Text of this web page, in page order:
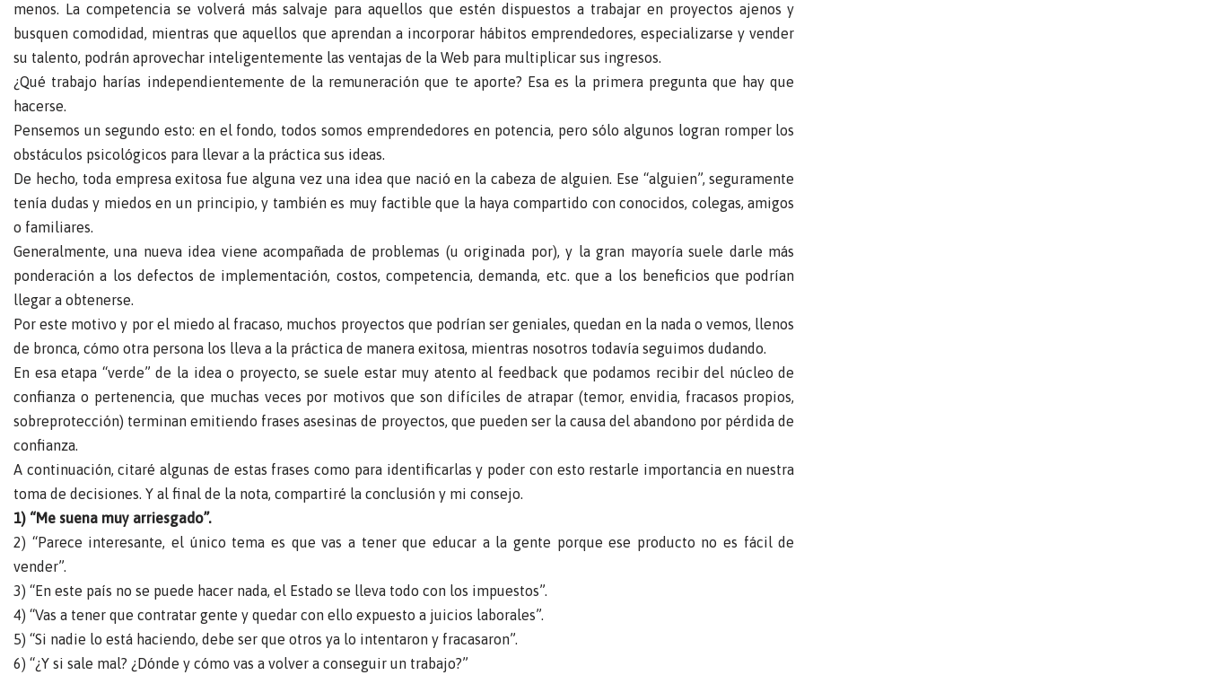
menos. La competencia se volverá más salvaje para aquellos que estén dispuestos a trabajar en proyectos ajenos y
busquen comodidad, mientras que aquellos que aprendan a incorporar hábitos emprendedores, especializarse y vender
su talento, podrán aprovechar inteligentemente las ventajas de la Web para multiplicar sus ingresos.
¿Qué trabajo harías independientemente de la remuneración que te aporte? Esa es la primera pregunta que hay que
hacerse.
Pensemos un segundo esto: en el fondo, todos somos emprendedores en potencia, pero sólo algunos logran romper los
obstáculos psicológicos para llevar a la práctica sus ideas.
De hecho, toda empresa exitosa fue alguna vez una idea que nació en la cabeza de alguien. Ese “alguien”, seguramente
tenía dudas y miedos en un principio, y también es muy factible que la haya compartido con conocidos, colegas, amigos
o familiares.
Generalmente, una nueva idea viene acompañada de problemas (u originada por), y la gran mayoría suele darle más
ponderación a los defectos de implementación, costos, competencia, demanda, etc. que a los beneficios que podrían
llegar a obtenerse.
Por este motivo y por el miedo al fracaso, muchos proyectos que podrían ser geniales, quedan en la nada o vemos, llenos
de bronca, cómo otra persona los lleva a la práctica de manera exitosa, mientras nosotros todavía seguimos dudando.
En esa etapa “verde” de la idea o proyecto, se suele estar muy atento al feedback que podamos recibir del núcleo de
confianza o pertenencia, que muchas veces por motivos que son difíciles de atrapar (temor, envidia, fracasos propios,
sobreprotección) terminan emitiendo frases asesinas de proyectos, que pueden ser la causa del abandono por pérdida de
confianza.
A continuación, citaré algunas de estas frases como para identificarlas y poder con esto restarle importancia en nuestra
toma de decisiones. Y al final de la nota, compartiré la conclusión y mi consejo.
1) “Me suena muy arriesgado”.
2) “Parece interesante, el único tema es que vas a tener que educar a la gente porque ese producto no es fácil de
vender”.
3) “En este país no se puede hacer nada, el Estado se lleva todo con los impuestos”.
4) “Vas a tener que contratar gente y quedar con ello expuesto a juicios laborales”.
5) “Si nadie lo está haciendo, debe ser que otros ya lo intentaron y fracasaron”.
6) “¿Y si sale mal? ¿Dónde y cómo vas a volver a conseguir un trabajo?”